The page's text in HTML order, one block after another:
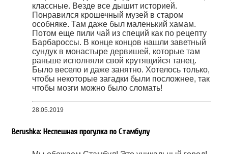
классные. Везде все дышит историей.
Понравился крошечный музей в старом
особняке. Там даже был маленький хамам.
Потом еще пили чай из специй как по рецепту
Барбароссы. В конце концов нашли заветный
сундук в монастыре дервишей, которые там
раньше исполняли свой крутящийся танец.
Было весело и даже занятно. Хотелось только,
чтобы некоторые загадки были посложнее, так
чтобы мозги можно было сломать!
28.05.2019
Berushka: Неспешная прогулка по Стамбулу